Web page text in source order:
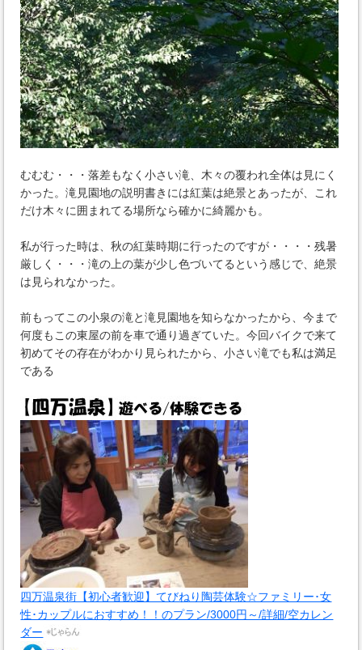
むむむ・・・落差もなく小さい滝、木々の覆われ全体は見にく
かった。滝見園地の説明書きには紅葉は絶景とあったが、これ
だけ木々に囲まれてる場所なら確かに綺麗かも。
私が行った時は、秋の紅葉時期に行ったのですが・・・・残暑
厳しく・・・滝の上の葉が少し色づいてるという感じで、絶景
は見られなかった。
前もってこの小泉の滝と滝見園地を知らなかったから、今まで
何度もこの東屋の前を車で通り過ぎていた。今回バイクで来て
初めてその存在がわかり見られたから、小さい滝でも私は満足
である
四万温泉街【初心者歓迎】てびねり陶芸体験☆ファミリー･女
性･カップルにおすすめ！！のプラン/3000円～/詳細/空カレン
ダー